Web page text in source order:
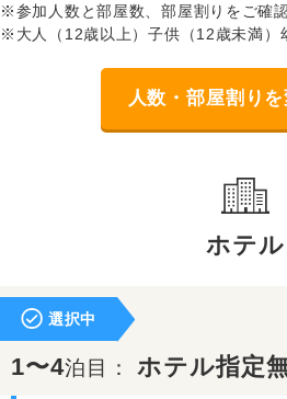
※参加人数と部屋数、部屋割りをご確
※大人（12歳以上）子供（12歳未満）
人数・部屋割り
ホテル
選択中
1〜4泊目：ホテル指定